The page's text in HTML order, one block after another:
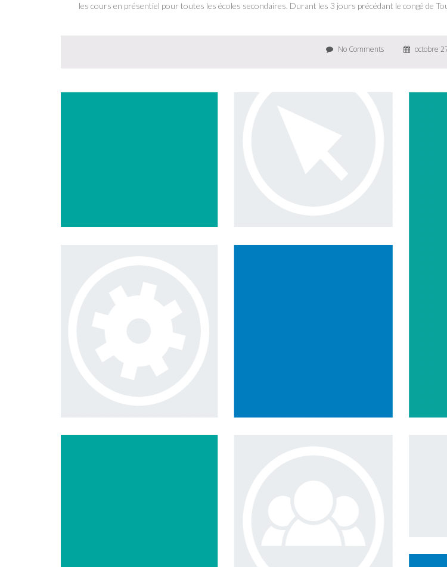
les cours en présentiel pour toutes les écoles secondaires. Durant les 3 jours précédant le congé de
No Comments octobre